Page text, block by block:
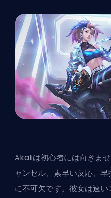
Akaliは初心者には向きま
ャンセル、素早い反応、
に不可欠です。彼女は速